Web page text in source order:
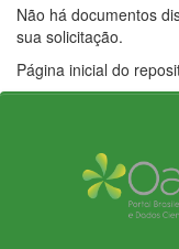
Não há documentos
sua solicitação.
Página inicial do